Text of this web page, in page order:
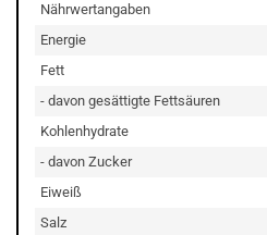
Nährwertangaben
Energie
Fett
- davon gesättigte Fettsäuren
Kohlenhydrate
- davon Zucker
Eiweiß
Salz